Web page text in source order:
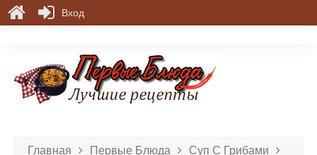
Главная Первые Блюда
Суп С Грибами
Вход